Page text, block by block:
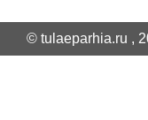
© tulaeparhia.ru ,